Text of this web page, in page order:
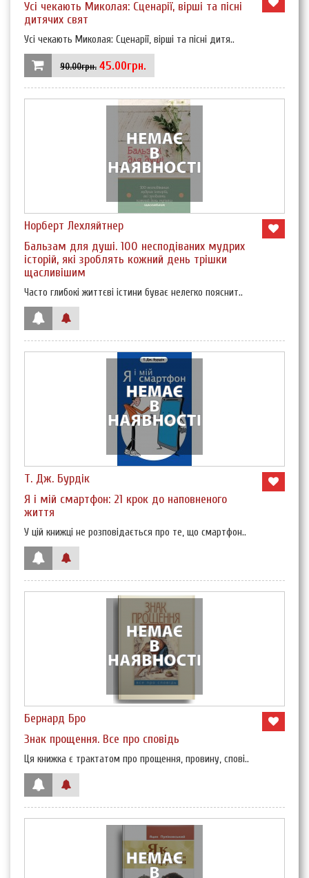
Усі чекають Миколая: Сценарії, вірші та пісні
дитячих свят
Усі чекають Миколая: Сценарії, вірші та пісні дитя..
90.00грн. 45.00грн.
Норберт Лехляйтнер
Бальзам для душі. 100 несподіваних мудрих
історій, які зроблять кожний день трішки
щасливішим
Часто глибокі життєві істини буває нелегко пояснит..
Т. Дж. Бурдік
Я і мій смартфон: 21 крок до наповненого
життя
У цій книжці не розповідається про те, що смартфон..
Бернард Бро
Знак прощення. Все про сповідь
Ця книжка є трактатом про прощення, провину, спові..